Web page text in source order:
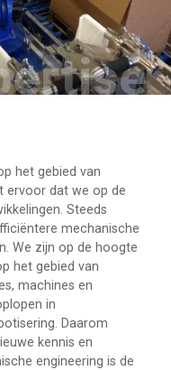
het gebied van
ervoor dat we op de
Steeds
mechanische
We zijn op de hoogte
het gebied van
machines en
in
Daarom
kennis en
engineering is de